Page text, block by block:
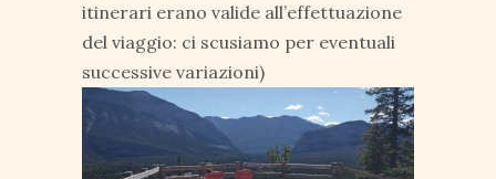
itinerari erano valide all’effettuazione
del viaggio: ci scusiamo per eventuali
successive variazioni)